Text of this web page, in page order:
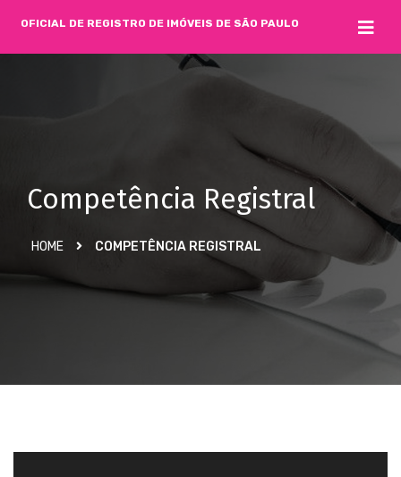
OFICIAL DE REGISTRO DE IMÓVEIS DE SÃO PAULO
Competência Registral
HOME COMPETÊNCIA REGISTRAL